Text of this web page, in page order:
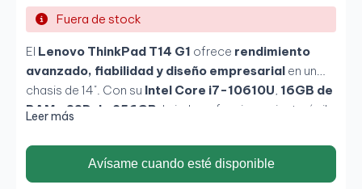
Fuera de stock
El Lenovo ThinkPad T14 G1 ofrece rendimiento
avanzado, fiabilidad y diseño empresarial en un
chasis de 14". Con su Intel Core i7-10610U, 16GB de
RAM ySSD de 256GB , brinda un funcionamiento ágil
asegura nitidez y confort visual, mientras que la
construcción ThinkPadgarantiza durabilidad y
Leer más
Avísame cuando esté disponible